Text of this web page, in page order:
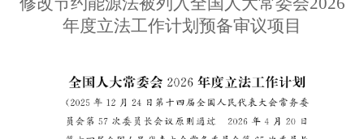
年度立法工作计划预备审议项目